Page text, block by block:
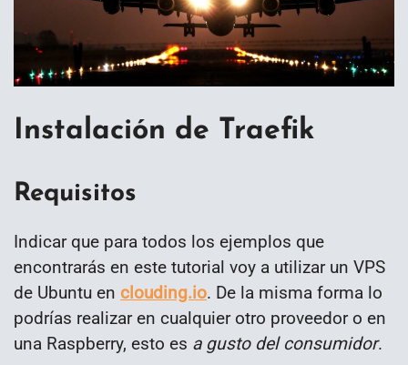
Instalación de Traefik
Requisitos
Indicar que para todos los ejemplos que
encontrarás en este tutorial voy a utilizar un VPS
de Ubuntu en clouding.io. De la misma forma lo
podrías realizar en cualquier otro proveedor o en
una Raspberry, esto es a gusto del consumidor.